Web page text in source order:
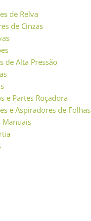
de Relva
de Cinzas
de Alta Pressão
e Partes Roçadora
e Aspiradores de Folhas
Manuais